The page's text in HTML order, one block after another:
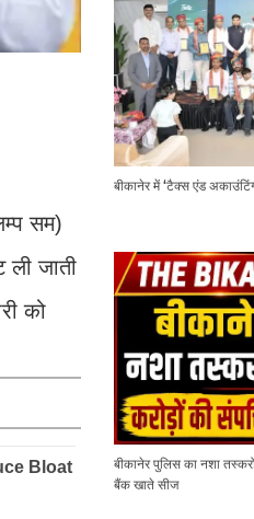
सम)
जाती
को
बीकानेर में ‘टैक्स एंड
बीकानेर पुलिस का नशा
बैंक खाते सीज